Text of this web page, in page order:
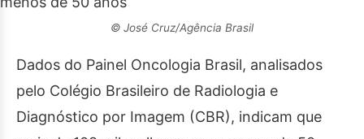
© José Cruz/Agência Brasil
Dados do Painel Oncologia Brasil, analisados
pelo Colégio Brasileiro de Radiologia e
Diagnóstico por Imagem (CBR), indicam que